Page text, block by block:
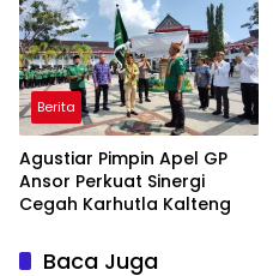
Berita
Agustiar Pimpin Apel GP
Ansor Perkuat Sinergi
Cegah Karhutla Kalteng
Baca Juga